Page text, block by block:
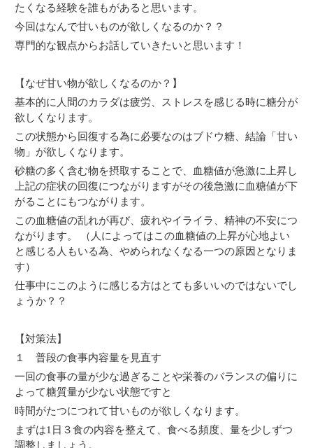
たくなる経験を誰もがあると思います。
今回はなんで甘いものが欲しくなるのか？？
専門的な観点からお話していきたいと思います！
【なぜ甘い物が欲しくなるのか？】
基本的に人間のカラダは疲労、ストレスを感じる時に糖分が
欲しくなります。
この状態から回復する為に必要なのはブドウ糖、結論「甘い
物」が欲しくなります。
砂糖の多く含む物を摂取することで、血糖値が急激に上昇し
上記の症状の回復につながりますがその後急激に血糖値が下
がることにもつながります。
この血糖値の乱れが再び、疲れやイライラ、精神の不安につ
ながります。 （人によってはこの血糖値の上昇が心地よい
と感じる人もいる為、やめられなくなる一つの原因となりま
す）
仕事中にこのように感じる方はとても多いいのではないでし
ょうか？？
【対策法】
１ 普段の食事内容量を見直す
一回の食事の量が少な過ぎることや栄養のバランスの偏りに
よって糖質量が少ない状態ですと
時間がたつにつれて甘いものが欲しくなります。
まずは1日３食の内容を整えて、食べる頻度、量を少しずつ
調整しましょう。